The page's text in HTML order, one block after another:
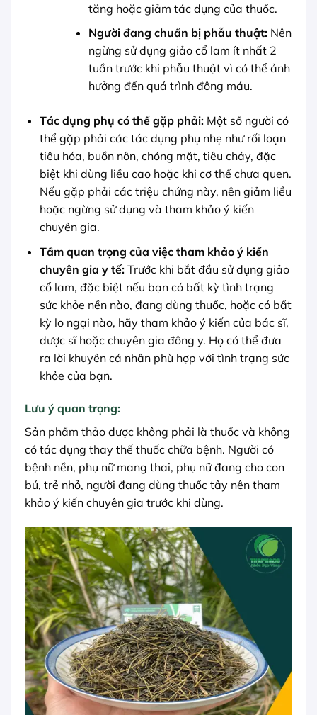
tăng hoặc giảm tác dụng của thuốc.
Người đang chuẩn bị phẫu thuật:Nên
ngừng sử dụng giảo cổ lam ít nhất 2
tuần trước khi phẫu thuật vì có thể ảnh
hưởng đến quá trình đông máu.
Tác dụng phụ có thể gặp phải:Một số người có
thể gặp phải các tác dụng phụ nhẹ như rối loạn
tiêu hóa, buồn nôn, chóng mặt, tiêu chảy, đặc
biệt khi dùng liều cao hoặc khi cơ thể chưa quen.
Nếu gặp phải các triệu chứng này, nên giảm liều
hoặc ngừng sử dụng và tham khảo ý kiến
chuyên gia.
Tầm quan trọng của việc tham khảo ý kiến
chuyên gia y tế:Trước khi bắt đầu sử dụng giảo
cổ lam, đặc biệt nếu bạn có bất kỳ tình trạng
sức khỏe nền nào, đang dùng thuốc, hoặc có bất
kỳ lo ngại nào, hãy tham khảo ý kiến của bác sĩ,
dược sĩ hoặc chuyên gia đông y. Họ có thể đưa
ra lời khuyên cá nhân phù hợp với tình trạng sức
khỏe của bạn.
Lưu ý quan trọng:
Sản phẩm thảo dược không phải là thuốc và không
có tác dụng thay thế thuốc chữa bệnh. Người có
bệnh nền, phụ nữ mang thai, phụ nữ đang cho con
bú, trẻ nhỏ, người đang dùng thuốc tây nên tham
khảo ý kiến chuyên gia trước khi dùng.